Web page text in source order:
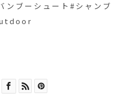
ブーシュート#シャンブ